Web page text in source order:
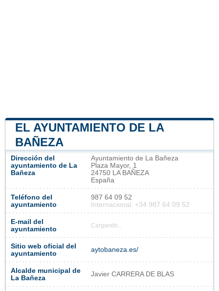
EL AYUNTAMIENTO DE LA
BAÑEZA
Dirección del
ayuntamiento de La
Bañeza
Ayuntamiento de La Bañeza
Plaza Mayor, 1
24750 LA BAÑEZA
España
Teléfono del
ayuntamiento
987 64 09 52
Internacional: +34 987 64 09 52
E-mail del
ayuntamiento
Cargando...
Sitio web oficial del
ayuntamiento
aytobaneza.es/
Alcalde municipal de
La Bañeza
Javier CARRERA DE BLAS